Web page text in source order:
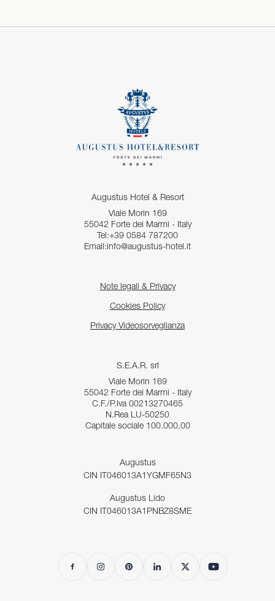
Augustus Hotel & Resort
Viale Morin 169
55042 Forte dei Marmi - Italy
Tel:+39 0584 787200
Email:info@augustus-hotel.it
Note legali & Privacy
Cookies Policy
Privacy Videosorveglianza
S.E.A.R. srl
Viale Morin 169
55042 Forte dei Marmi - Italy
C.F./P.Iva 00213270465
N.Rea LU-50250
Capitale sociale 100.000,00
Augustus
CIN IT046013A1YGMF65N3
Augustus Lido
CIN IT046013A1PNBZ8SME